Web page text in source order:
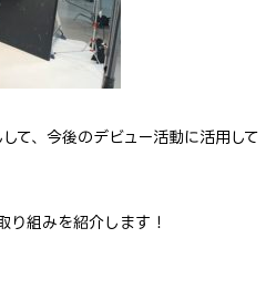
て、今後のデビュー活動に活用して
組みを紹介します！